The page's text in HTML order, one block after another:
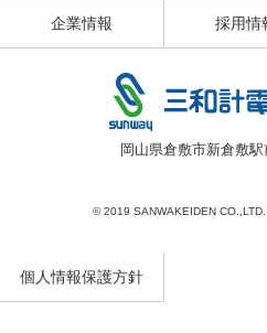
企業情報 採用情
岡山県倉敷市新倉敷
© 2019 SANWAKEIDEN
個人情報保護方針